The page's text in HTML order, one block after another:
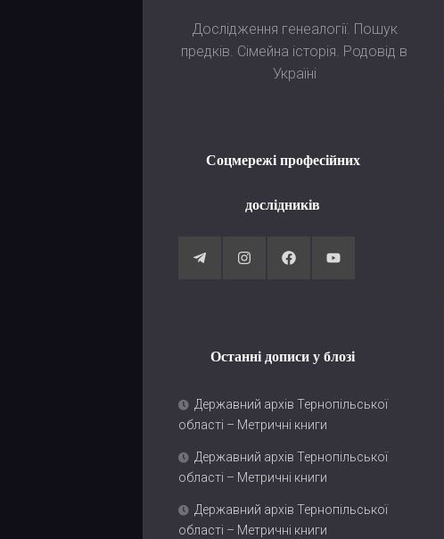
Дослідження генеалогії. Пошук
предків. Сімейна історія. Родовід в
Україні
Соцмережі професійних
дослідників
Останні дописи у блозі
Державний архів Тернопільської
області – Метричні книги
Державний архів Тернопільської
області – Метричні книги
Державний архів Тернопільської
області – Метричні книги